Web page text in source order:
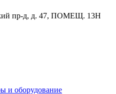
пр-д, д. 47, ПОМЕЩ. 13Н